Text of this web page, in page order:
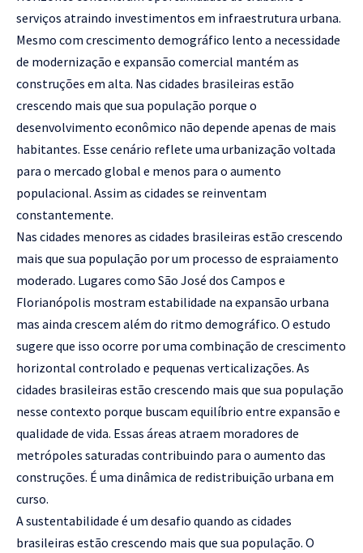
serviços atraindo investimentos em infraestrutura urbana.
Mesmo com crescimento demográfico lento a necessidade
de modernização e expansão comercial mantém as
construções em alta. Nas cidades brasileiras estão
crescendo mais que sua população porque o
desenvolvimento econômico não depende apenas de mais
habitantes. Esse cenário reflete uma urbanização voltada
para o mercado global e menos para o aumento
populacional. Assim as cidades se reinventam
constantemente.
Nas cidades menores as cidades brasileiras estão crescendo
mais que sua população por um processo de espraiamento
moderado. Lugares como São José dos Campos e
Florianópolis mostram estabilidade na expansão urbana
mas ainda crescem além do ritmo demográfico. O estudo
sugere que isso ocorre por uma combinação de crescimento
horizontal controlado e pequenas verticalizações. As
cidades brasileiras estão crescendo mais que sua população
nesse contexto porque buscam equilíbrio entre expansão e
qualidade de vida. Essas áreas atraem moradores de
metrópoles saturadas contribuindo para o aumento das
construções. É uma dinâmica de redistribuição urbana em
curso.
A sustentabilidade é um desafio quando as cidades
brasileiras estão crescendo mais que sua população. O